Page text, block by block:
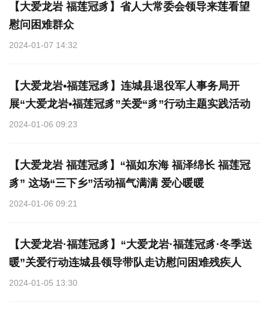
【大爱龙岩 福莲冠豸】省人大常委会领导来莲看望
慰问困难群众
2024-01-07 14:32
【大爱龙岩•福莲冠豸】连城县退役军人事务局开
展“大爱龙岩•福莲冠豸”关爱“豸”行动主题实践活动
2024-01-06 09:23
【大爱龙岩 福莲冠豸】“福如东海 福泽绵长 福莲冠
豸” 这场“三下乡”活动福气满满 爱心暖暖
2024-01-06 09:21
【大爱龙岩·福莲冠豸】“大爱龙岩·福莲冠豸·冬季送
暖”关爱行动连城县领导带队走访慰问困难残疾人
2024-01-05 13:30